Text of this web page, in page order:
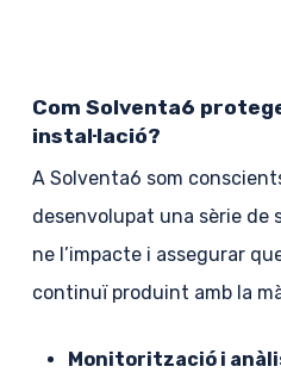
Com Solventa6
instal·lació?
A Solventa6 som
desenvolupat una sèrie de
ne l’impacte i assegurar
continuï produint amb la
Monitorització i